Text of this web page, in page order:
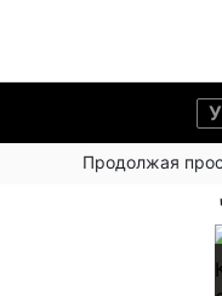
Продолжая